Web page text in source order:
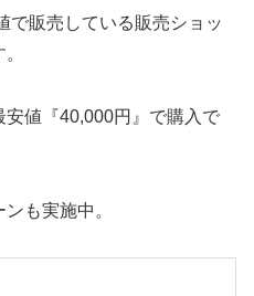
で販売している販売ショッ
安値『40,000円』で購入で
も実施中。